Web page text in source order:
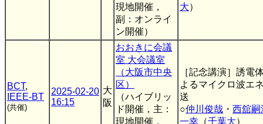
現地開催，
副：オンライ
ン開催）
大）
BCT,
IEEE-BT
(共催)
2025-02-20
16:15
大
阪
おおきに会議
室 大会議室
（大阪市中央
区）
（ハイブリッ
ド開催，主：
現地開催，
［記念講演］誘電
よるマイクロ波エ
送
○仲川俊哉 ・ 西舘嗣
一幸 （千葉大）